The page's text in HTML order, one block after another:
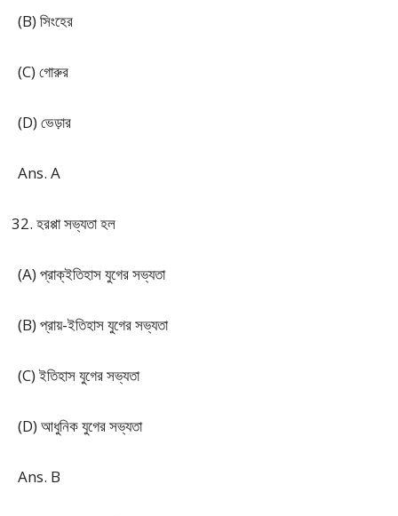
(B) সিংহের
(C) গোরুর
(D) ভেড়ার
Ans. A
হরপ্পা সভ্যতা হল
(A) প্রাক্‌ইতিহাস যুগের সভ্যতা
(B) প্রায়-ইতিহাস যুগের সভ্যতা
(C) ইতিহাস যুগের সভ্যতা
(D) আধুনিক যুগের সভ্যতা
Ans. B